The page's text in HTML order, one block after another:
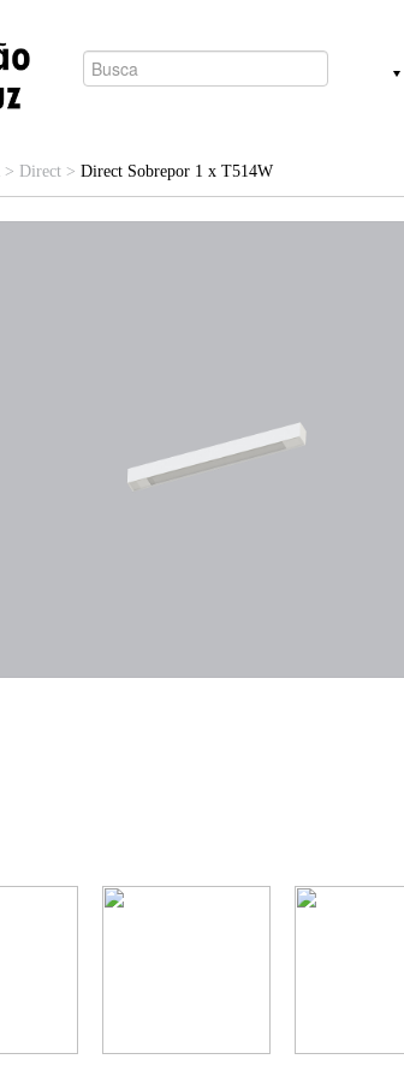
> Direct > Direct Sobrepor 1 x T514W